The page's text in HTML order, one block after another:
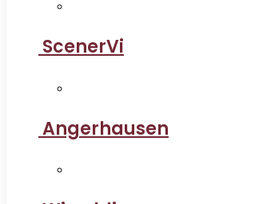
ScenerVi
Angerhausen